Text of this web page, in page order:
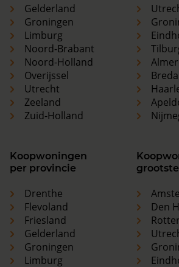
Gelderland
Groningen
Limburg
Noord-Brabant
Noord-Holland
Overijssel
Utrecht
Zeeland
Zuid-Holland
Breda
Koopwoningen
per provincie
Drenthe
Flevoland
Friesland
Gelderland
Groningen
Limburg
Den